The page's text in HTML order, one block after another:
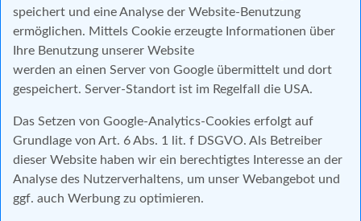
speichert und eine Analyse der Website-Benutzung
ermöglichen. Mittels Cookie erzeugte Informationen über
Ihre Benutzung unserer Website
werden an einen Server von Google übermittelt und dort
gespeichert. Server-Standort ist im Regelfall die USA.
Das Setzen von Google-Analytics-Cookies erfolgt auf
Grundlage von Art. 6 Abs. 1 lit. f DSGVO. Als Betreiber
dieser Website haben wir ein berechtigtes Interesse an der
Analyse des Nutzerverhaltens, um unser Webangebot und
ggf. auch Werbung zu optimieren.